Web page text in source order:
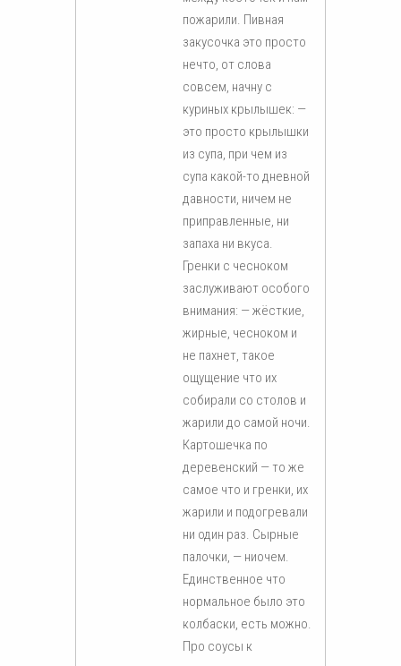
пожарили. Пивная
закусочка это просто
нечто, от слова
совсем, начну с
куриных крылышек: —
это просто крылышки
из супа, при чем из
супа какой-то дневной
давности, ничем не
приправленные, ни
запаха ни вкуса.
Гренки с чесноком
заслуживают особого
внимания: — жёсткие,
жирные, чесноком и
не пахнет, такое
ощущение что их
собирали со столов и
жарили до самой ночи.
Картошечка по
деревенский — то же
самое что и гренки, их
жарили и подогревали
ни один раз. Сырные
палочки, — ниочем.
Единственное что
нормальное было это
колбаски, есть можно.
Про соусы к